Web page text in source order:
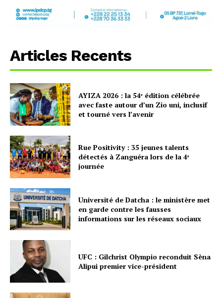
Articles Recents
AYIZA 2026 : la 54ᵉ édition célébrée
avec faste autour d’un Zio uni, inclusif
et tourné vers l’avenir
Rue Positivity : 35 jeunes talents
détectés à Zanguéra lors de la 4ᵉ
journée
Université de Datcha : le ministère met
en garde contre les fausses
informations sur les réseaux sociaux
UFC : Gilchrist Olympio reconduit Sèna
Alipui premier vice-président